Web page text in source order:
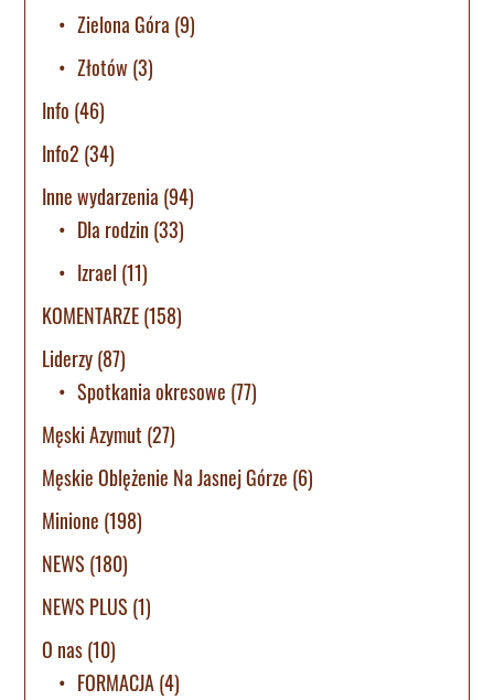
Zielona Góra (9)
Złotów (3)
Info (46)
Info2 (34)
Inne wydarzenia (94)
Dla rodzin (33)
Izrael (11)
KOMENTARZE(158)
Liderzy(87)
Spotkania okresowe (77)
Męski Azymut (27)
Męskie Oblężenie Na Jasnej Górze (6)
Minione (198)
NEWS (180)
NEWS PLUS (1)
O nas(10)
FORMACJA(4)